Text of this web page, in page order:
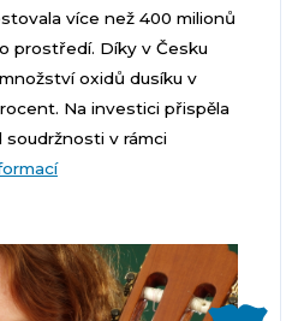
více než 400 milionů
prostředí. Díky v Česku
oxidů dusíku v
Na investici přispěla
soudržnosti v rámci